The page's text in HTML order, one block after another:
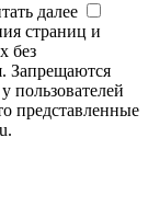
далее
страниц и
без
Запрещаются
пользователей
представленные